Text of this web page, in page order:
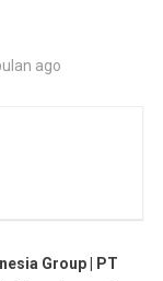
ago
Group | PT